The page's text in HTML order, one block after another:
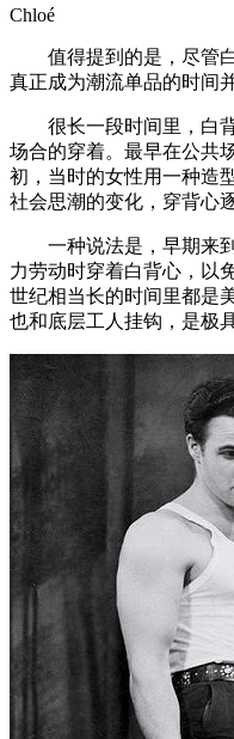
Chloé
值得提到的是，尽管白
真正成为潮流单品的时间
很长一段时间里，白背
场合的穿着。最早在公共
初，当时的女性用一种造
社会思潮的变化，穿背心
一种说法是，早期来到
力劳动时穿着白背心，以
世纪相当长的时间里都是
也和底层工人挂钩，是极